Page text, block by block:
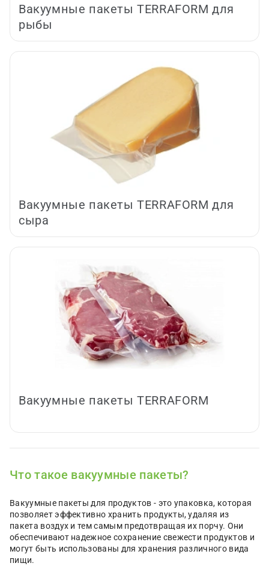
Вакуумные пакеты TERRAFORM для
рыбы
Вакуумные пакеты TERRAFORM для
сыра
Вакуумные пакеты TERRAFORM
Что такое вакуумные пакеты?
Вакуумные пакеты для продуктов - это упаковка, которая
позволяет эффективно хранить продукты, удаляя из
пакета воздух и тем самым предотвращая их порчу. Они
обеспечивают надежное сохранение свежести продуктов и
могут быть использованы для хранения различного вида
пищи.